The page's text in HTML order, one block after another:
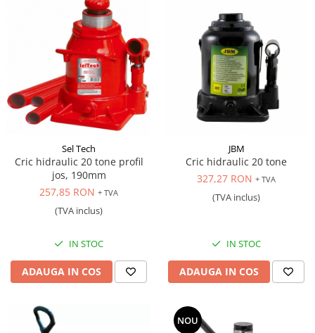
Sel Tech
Cric hidraulic 20 tone profil
jos, 190mm
257,85 RON + TVA
(TVA inclus)
IN STOC
ADAUGA IN COS
JBM
Cric hidraulic 20 tone
327,27 RON + TVA
(TVA inclus)
IN STOC
ADAUGA IN COS
NOU